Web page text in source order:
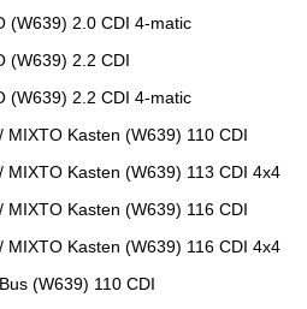
(W639) 2.0 CDI 4-matic
(W639) 2.2 CDI
(W639) 2.2 CDI 4-matic
MIXTO Kasten (W639) 110 CDI
MIXTO Kasten (W639) 113 CDI 4x4
MIXTO Kasten (W639) 116 CDI
MIXTO Kasten (W639) 116 CDI 4x4
(W639) 110 CDI